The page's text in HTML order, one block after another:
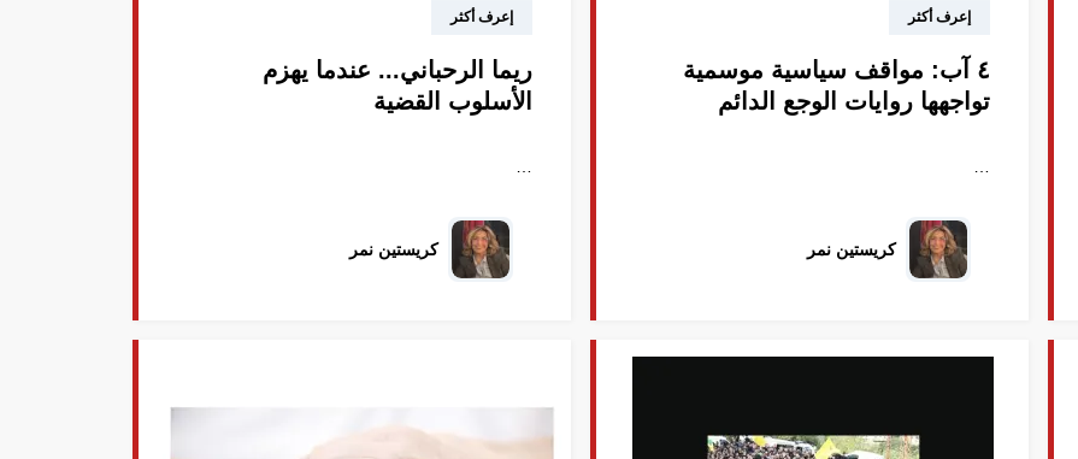
إعرف أكثر
٤ آب: مواقف سياسية موسمية
تواجهها روايات الوجع الدائم
كريستين نمر
إعرف أكثر
ريما الرحباني... عندما يهزم
الأسلوب القضية
كريستين نمر